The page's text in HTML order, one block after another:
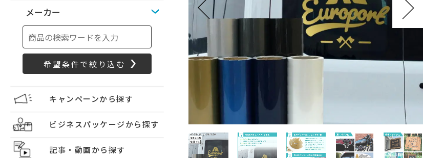
メーカー
キャンペーンから探す
ビジネスパッケージから探す
記事・動画から探す